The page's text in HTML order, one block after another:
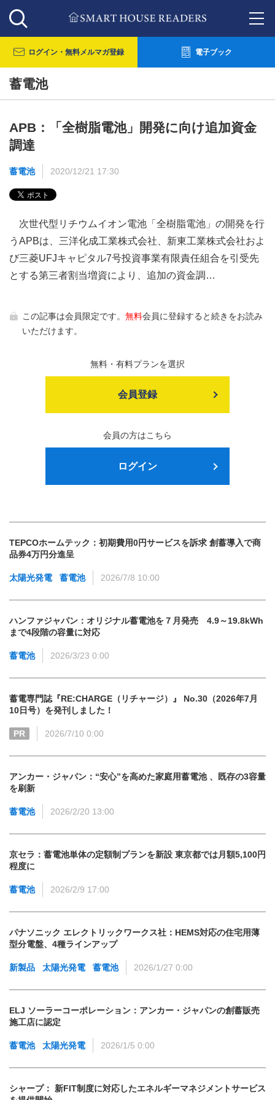
ログイン・ 無料メルマガ登録 電子ブック
蓄電池
APB：「全樹脂電池」開発に向け追加資金
調達
蓄電池 2020/12/21 17:30
次世代型リチウムイオン電池「全樹脂電池」の開発を行
うAPBは、三洋化成工業株式会社、新東工業株式会社およ
び三菱UFJキャピタル7号投資事業有限責任組合を引受先
とする第三者割当増資により、追加の資金調…
この記事は会員限定です。 無料会員に登録すると続きをお読み
いただけます。
無料・有料プランを選択
会員登録
会員の方はこちら
ログイン
TEPCOホームテック：初期費用0円サービスを訴求 創蓄導入で商
品券4万円分進呈
太陽光発電 蓄電池 2026/7/8 10:00
ハンファジャパン：オリジナル蓄電池を７月発売 4.9～19.8kWh
まで4段階の容量に対応
蓄電池 2026/3/23 0:00
蓄電専門誌『RE:CHARGE（リチャージ）』 No.30（2026年7月
10日号）を発刊しました！
PR 2026/7/10 0:00
アンカー・ジャパン：“安心”を高めた家庭用蓄電池 、既存の3容量
を刷新
蓄電池 2026/2/20 13:00
京セラ：蓄電池単体の定額制プランを新設 東京都では月額5,100円
程度に
蓄電池 2026/2/9 17:00
パナソニック エレクトリックワークス社：HEMS対応の住宅用薄
型分電盤、4種ラインアップ
新製品 太陽光発電 蓄電池 2026/1/27 0:00
ELJ ソーラーコーポレーション：アンカー・ジャパンの創蓄販売
施工店に認定
蓄電池 太陽光発電 2026/1/5 0:00
シャープ： 新FIT制度に対応したエネルギーマネジメントサービス